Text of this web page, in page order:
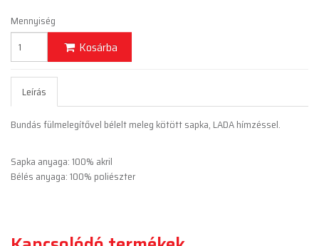
Mennyiség
Kosárba
Leírás
Bundás fülmelegítővel bélelt meleg kötött sapka, LADA hímzéssel.
Sapka anyaga: 100% akril
Bélés anyaga: 100% poliészter